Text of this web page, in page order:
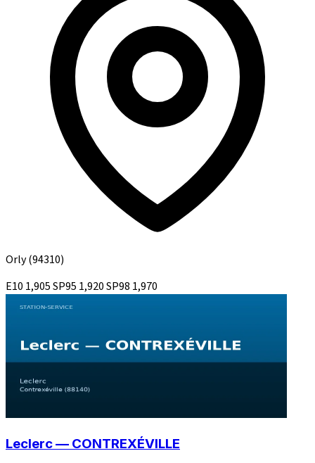
Orly(94310)
E10 1,905SP95 1,920SP98 1,970
Leclerc — CONTREXÉVILLE